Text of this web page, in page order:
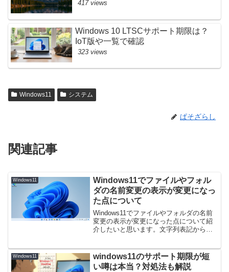
417 views
Windows 10 LTSCサポート期限は？
IoT版や一覧で確認
323 views
Windows11 システム
ぱそざらし
関連記事
Windows11
Windows11でファイルやフォル
ダの名前変更の表示が変更になっ
た点について
Windows11でファイルやフォルダの名前
変更の表示が変更になった点について紹
介したいと思います。文字列表記から、
変更の表示が変更になった点について
１，Windo...
Windows11
windows11のサポート期限が短
い噂は本当？対処法も解説